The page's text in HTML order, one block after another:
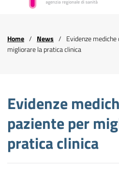
Home News
Evidenze
migliorare la pratica clinica
Evidenze
paziente per
pratica clinica